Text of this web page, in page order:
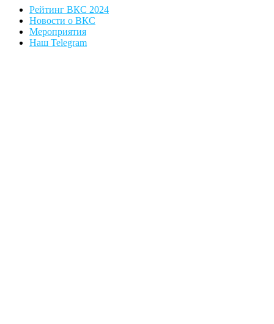
Рейтинг ВКС 2024
Новости о ВКС
Мероприятия
Наш Telegram